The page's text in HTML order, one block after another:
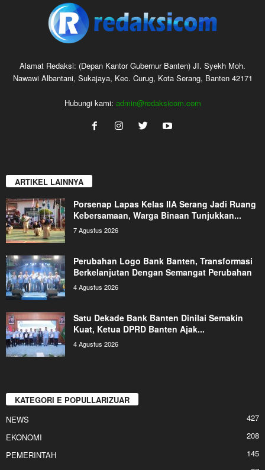
Alamat Redaksi: (Depan Kantor Gubernur Banten) JI. Syekh Moh.
Nawawi Albantani, Sukajaya, Kec. Curug, Kota Serang, Banten 42171
Hubungi kami: admin@redaksicom.com
ARTIKEL LAINNYA
Porsenap Lapas Kelas IIA Serang Jadi Ruang
Kebersamaan, Warga Binaan Tunjukkan...
7 Agustus 2026
Perubahan Logo Bank Banten, Transformasi
Berkelanjutan Dengan Semangat Perubahan
4 Agustus 2026
Satu Dekade Bank Banten Dinilai Semakin
Kuat, Ketua DPRD Banten Ajak...
4 Agustus 2026
KATEGORI E POPULLARIZUAR
NEWS
427
EKONOMI
208
PEMERINTAH
145